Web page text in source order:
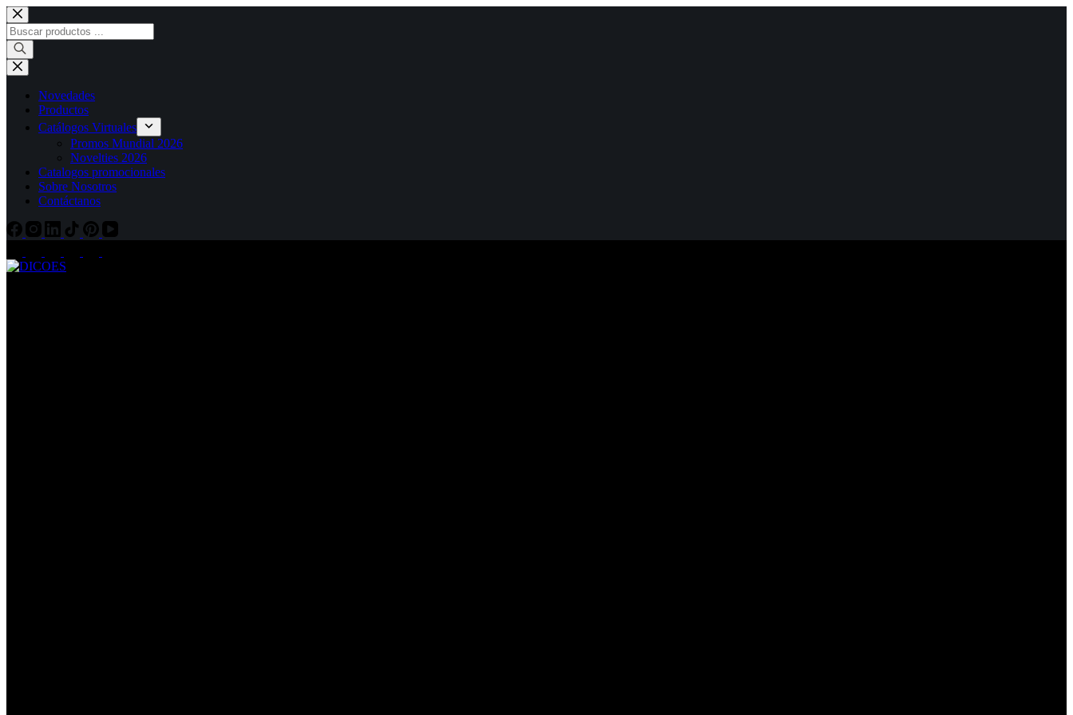
Novedades
Productos
Catálogos Virtuales
Promos Mundial 2026
Novelties 2026
Catalogos promocionales
Sobre Nosotros
Contáctanos